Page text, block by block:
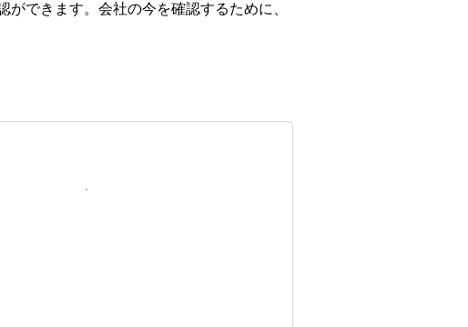
できます。会社の今を確認するために、